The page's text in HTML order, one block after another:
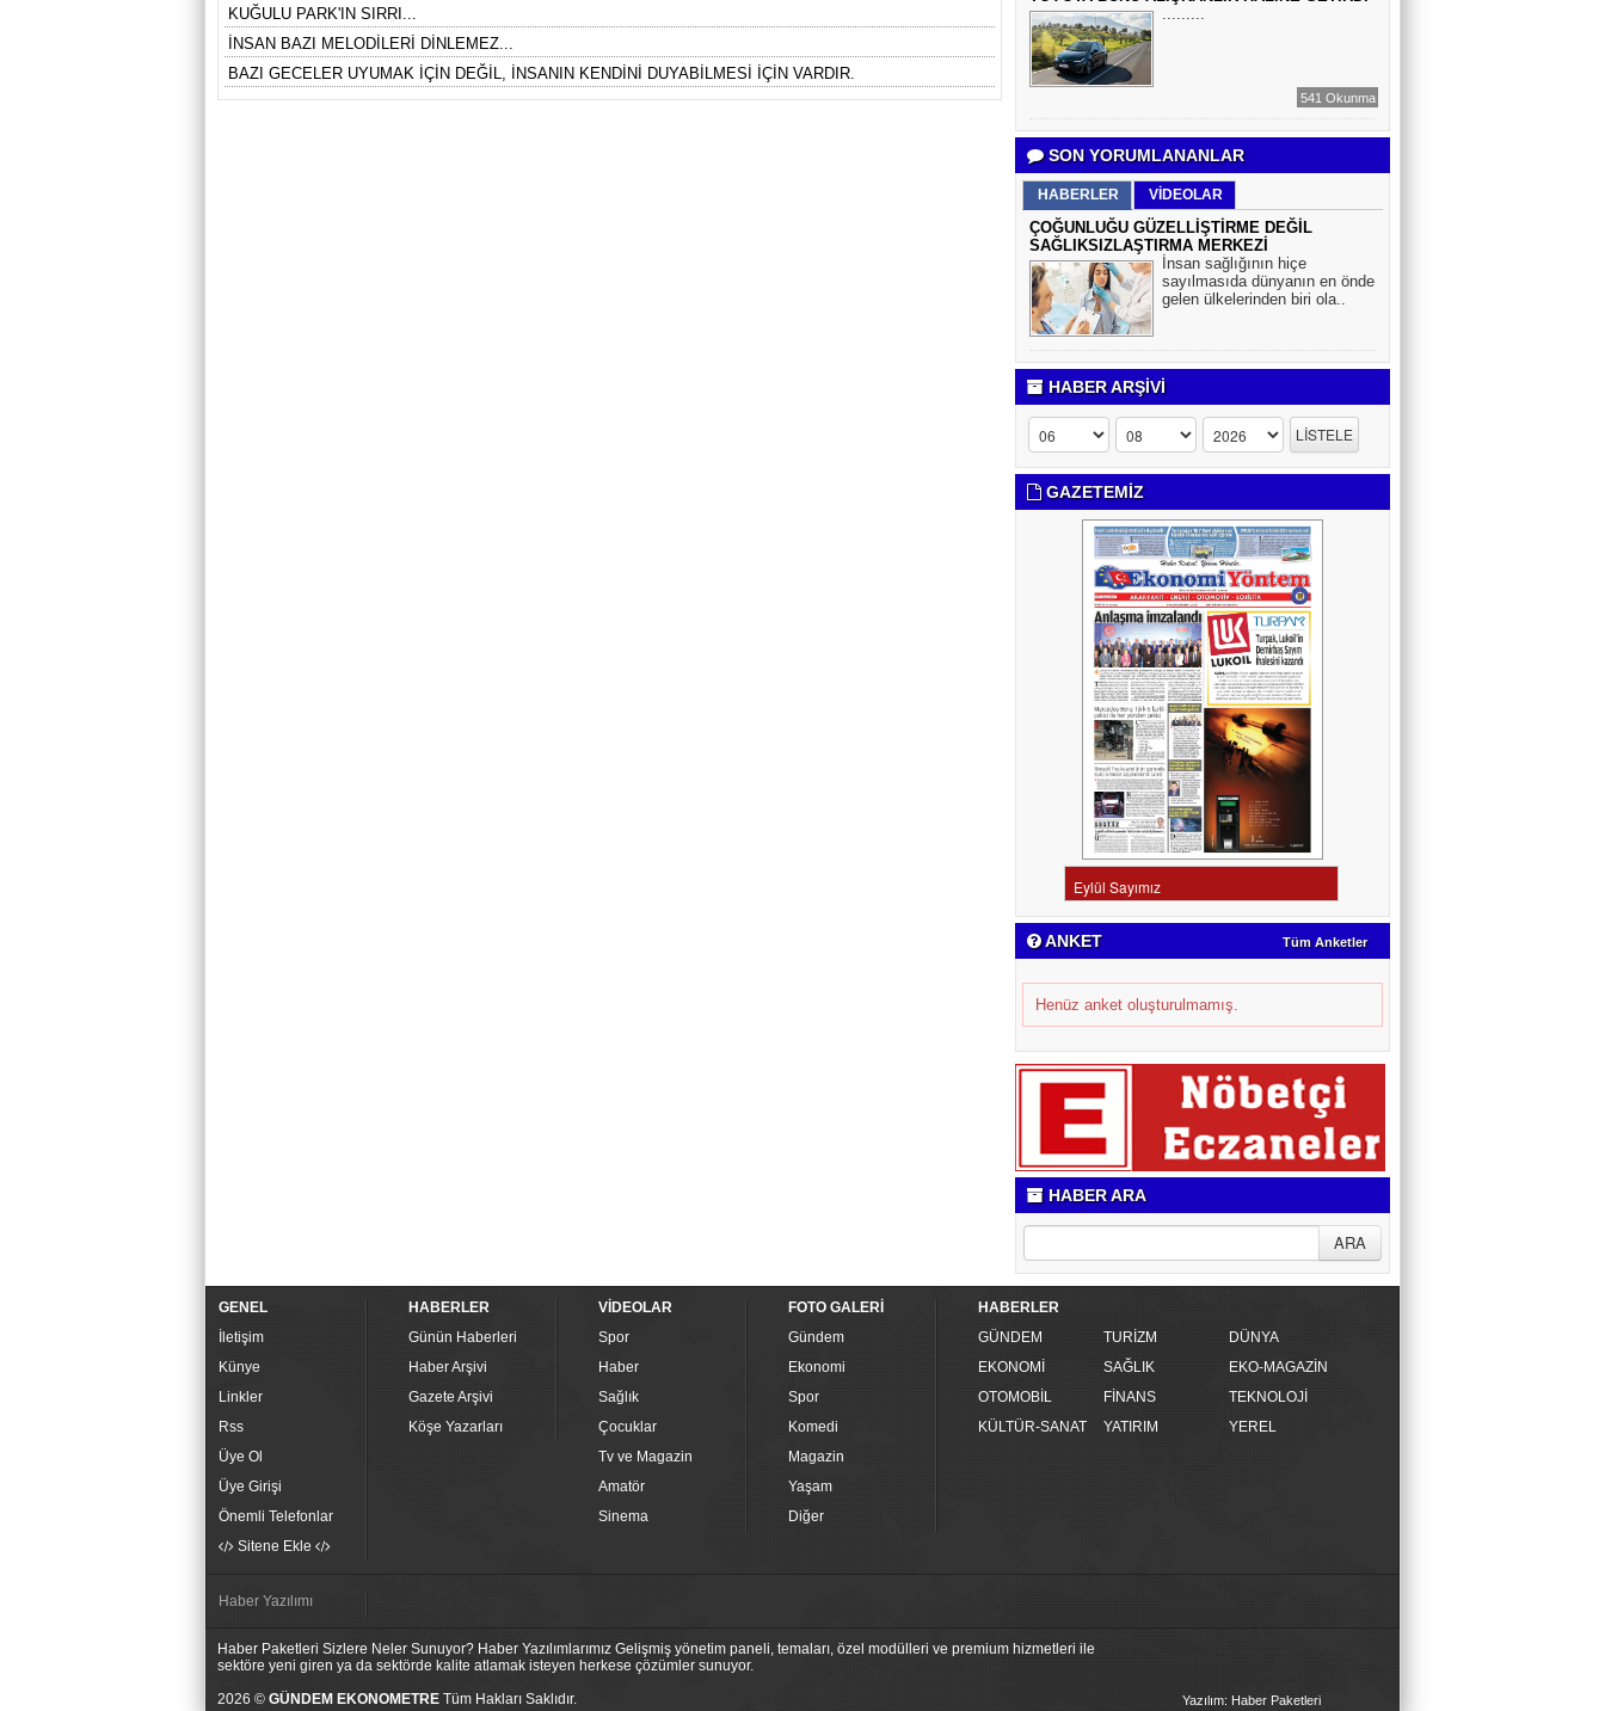
KUĞULU PARK'IN SIRRI...
İNSAN BAZI MELODİLERİ DİNLEMEZ...
BAZI GECELER UYUMAK İÇİN DEĞİL, İNSANIN KENDİNİ DUYABİLMESİ İÇİN VARDIR.
.........
541 Okunma
SON YORUMLANANLAR
HABERLER VİDEOLAR
ÇOĞUNLUĞU GÜZELLİŞTİRME DEĞİL
SAĞLIKSIZLAŞTIRMA MERKEZİ
İnsan sağlığının hiçe
sayılmasıda dünyanın en önde
gelen ülkelerinden biri ola..
HABER ARŞİVİ
GAZETEMİZ
ANKET Tüm Anketler
Henüz anket oluşturulmamış.
HABER ARA
GENEL
İletişim
Künye
Linkler
Rss
Üye Ol
Üye Girişi
Önemli Telefonlar
Sitene Ekle
HABERLER
Günün Haberleri
Haber Arşivi
Gazete Arşivi
Köşe Yazarları
VİDEOLAR
Spor
Haber
Sağlık
Çocuklar
Tv ve Magazin
Amatör
Sinema
FOTO GALERİ
Gündem
Ekonomi
Spor
Komedi
Magazin
Yaşam
Diğer
HABERLER
GÜNDEM
TURİZM
DÜNYA
EKONOMİ
SAĞLIK
EKO-MAGAZİN
OTOMOBİL
FİNANS
TEKNOLOJİ
KÜLTÜR-SANAT
YATIRIM YEREL
Haber Yazılımı
Haber Paketleri Sizlere Neler Sunuyor? Haber Yazılımlarımız Gelişmiş yönetim paneli, temaları, özel modülleri ve premium hizmetleri ile
sektöre yeni giren ya da sektörde kalite atlamak isteyen herkese çözümler sunuyor.
2026 © GÜNDEM EKONOMETRE Tüm Hakları Saklıdır. Yazılım: Haber Paketleri